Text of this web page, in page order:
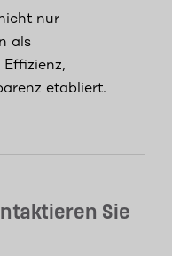
nur
als
etabliert.
Sie